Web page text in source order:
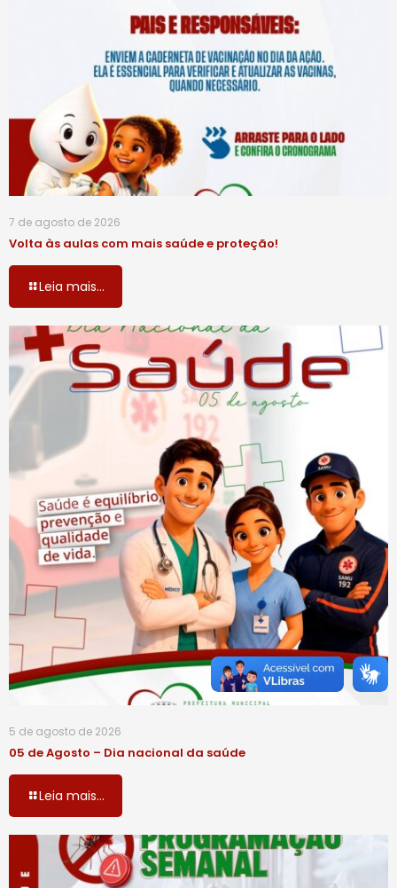
7 de agosto de 2026
Volta às aulas com mais saúde e proteção!
Leia mais...
5 de agosto de 2026
05 de Agosto – Dia nacional da saúde
Leia mais...